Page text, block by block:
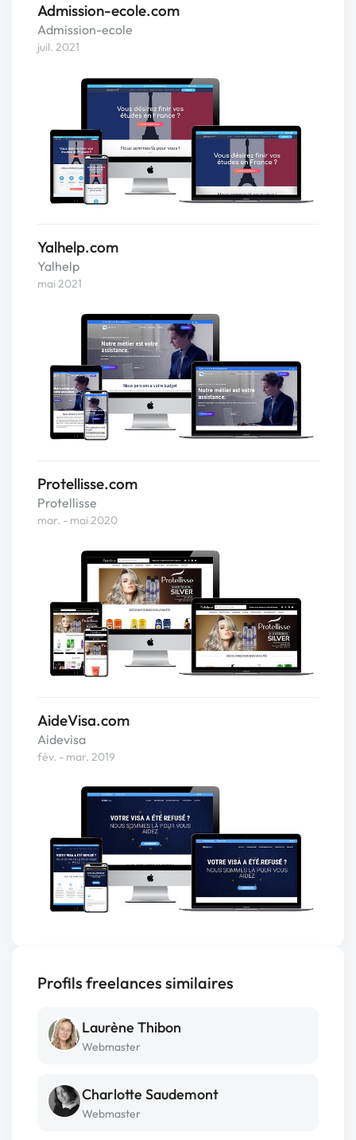
Admission-ecole.com
Admission-ecole
juil. 2021
Yalhelp.com
Yalhelp
mai 2021
Protellisse.com
Protellisse
mar. - mai 2020
AideVisa.com
Aidevisa
fév. - mar. 2019
Profils freelances similaires
Laurène Thibon
Webmaster
Charlotte Saudemont
Webmaster